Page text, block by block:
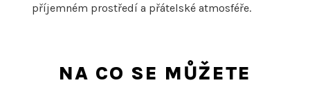
příjemném prostředí a přátelské atmosféře.
NA CO SE MŮŽETE